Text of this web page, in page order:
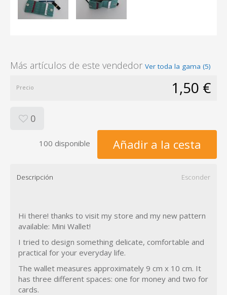
Más artículos de este vendedor Ver toda la gama (5)
Precio 1,50 €
0
100 disponible Añadir a la cesta
Descripción Esconder
Hi there! thanks to visit my store and my new pattern
available: Mini Wallet!
I tried to design something delicate, comfortable and
practical for your everyday life.
The wallet measures approximately 9 cm x 10 cm. It
has three different spaces: one for money and two for
cards.